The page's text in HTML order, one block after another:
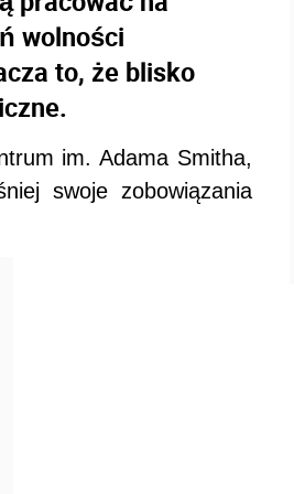
wolności
to, że blisko
im. Adama Smitha,
swoje zobowiązania